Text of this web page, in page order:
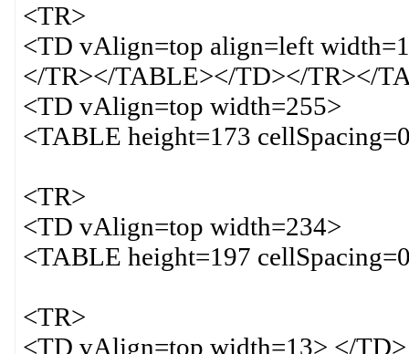
<TR>
<TD vAlign=top align=left
</TR></TABLE></TD></TR></
<TD vAlign=top width=255>
<TABLE height=173
<TR>
<TD vAlign=top width=234>
<TABLE height=197
<TR>
<TD vAlign=top width=13> </TD>